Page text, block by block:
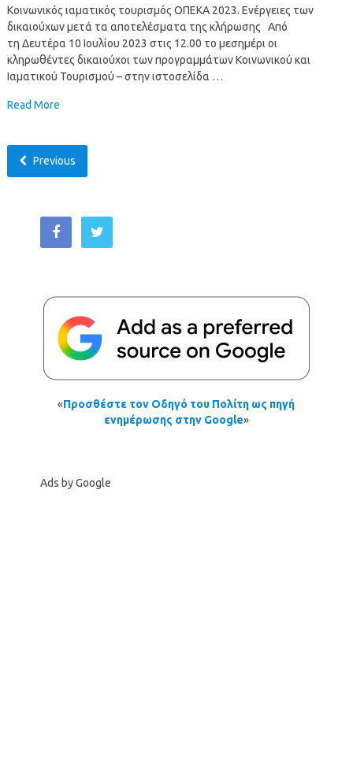
Κοινωνικός ιαματικός τουρισμός ΟΠΕΚΑ 2023. Ενέργειες των
δικαιούχων μετά τα αποτελέσματα της κλήρωσης Από
τη Δευτέρα 10 Ιουλίου 2023 στις 12.00 το μεσημέρι οι
κληρωθέντες δικαιούχοι των προγραμμάτων Κοινωνικού και
Ιαματικού Τουρισμού – στην ιστοσελίδα …
Read More
Previous
«Προσθέστε τον Οδηγό του Πολίτη ως πηγή
ενημέρωσης στην Google»
Ads by Google